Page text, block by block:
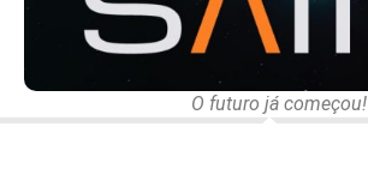
O futuro já começou!